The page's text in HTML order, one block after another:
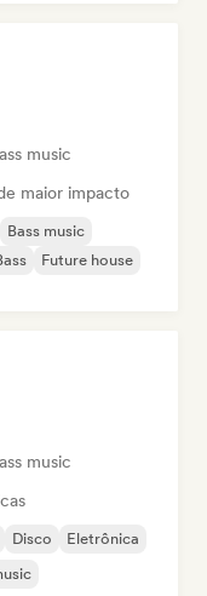
music
maior impacto
Bass music
Future house
music
Disco
Eletrônica